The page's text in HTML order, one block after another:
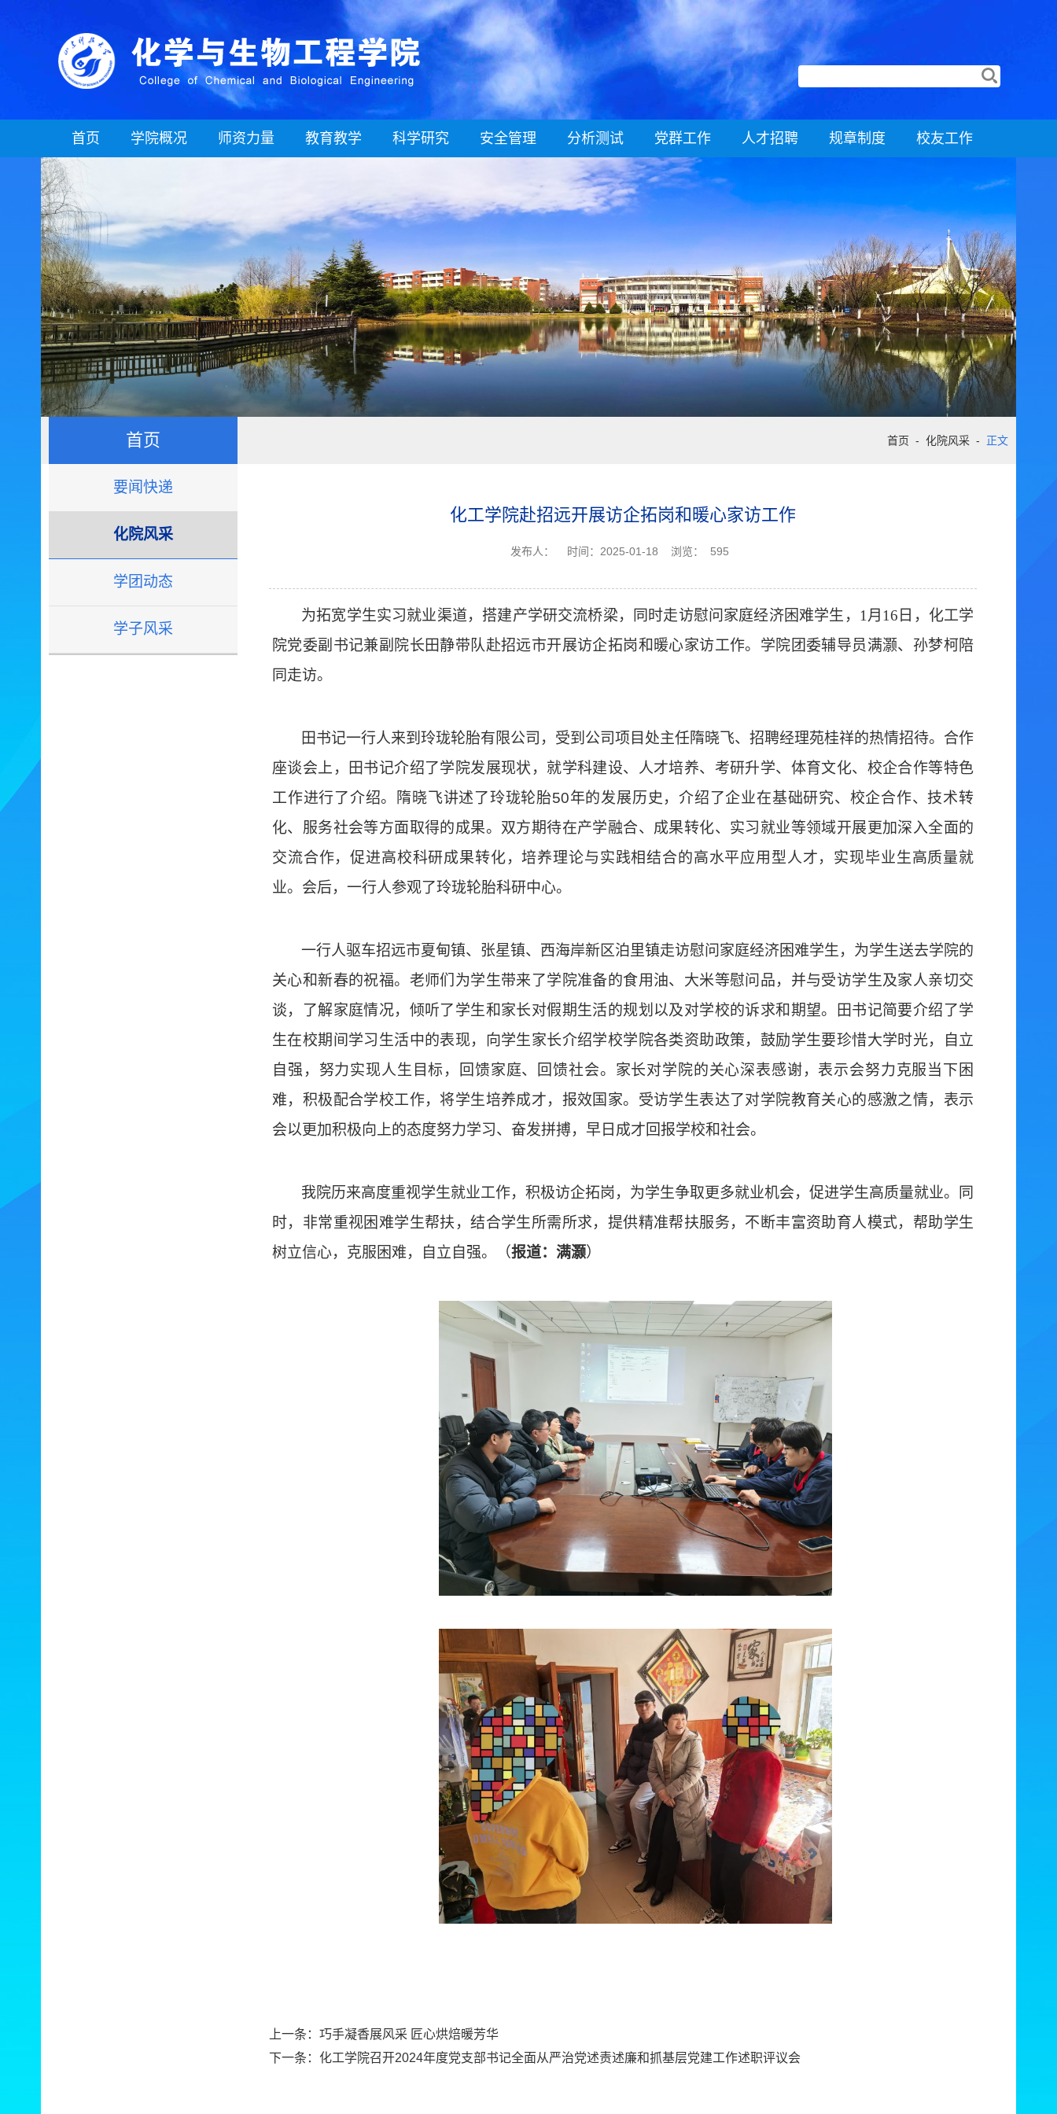
首页 学院概况 师资力量 教育教学 科学研究 安全管理 分析测试 党群工作 人才招聘 规章制度 校友工作
首页 首页 - 化院风采 - 正文
要闻快递
化院风采
学团动态
学子风采
化工学院赴招远开展访企拓岗和暖心家访工作
发布人： 时间：2025-01-18 浏览： 595
为拓宽学生实习就业渠道，搭建产学研交流桥梁，同时走访慰问家庭经济困难学生， 1月16 日 ， 化工学
院党委副书记兼副院长田静带队赴招远市开展访企拓岗和暖心家访工作。学院团委辅导员满灏、孙梦柯陪
同走访。
田书记一行人来到 玲珑轮胎有限公司 ，受到 公司项目处主任隋晓飞、招聘经理苑桂祥的热情招待。合作
座谈会上，田书记介绍了学院发展现状，就学科建设、人才培养、考研升学、体育文化、校企合作等特色
工作进行了介绍。
隋晓飞讲述了玲珑轮胎50年的发展历史 ，介绍了企业在基础研究、校企合作、技术转
化、服务社会等方面取得的成果。双方期待在产学融合、成果转化、实习就业等领域开展更加深入全面的
交流合作，促进高校科研成果转化，培养理论与实践相结合的高水平应用型人才， 实现毕业生高质量就
业。 会后，一行人参观了玲珑轮胎科研中心。
一行人驱车招远市夏甸镇、张星镇、西海岸新区泊里镇走访慰问家庭经济困难学生 ， 为学生送去学院的
关心和新春的祝福。 老师们 为学生带来了学院准备的食用油、大米等慰问品， 并与受访学生及家人亲切交
谈，了解家庭情况，倾听了学生和家长对假期生活的规划 以及对学校的诉求和期望。田书记简要介绍了学
生在校期间学习生活中的表现， 向学生家长介绍学校学院各类资助政策，鼓励学生要珍惜大学时光，自立
自强，努力实现人生目标，回馈家庭、回馈社会。家长对学院的关心深表感谢，表示会努力克服当下困
难，积极配合学校工作，将学生培养成才，报效国家。受访学生表达了对学院教育关心的感激之情， 表示
会以更加积极向上的态度努力学习、奋发拼搏，早日成才回报学校和社会。
我院历来高度重视学生就业工作，积极访企拓岗，为学生争取更多就业机会，促进学生高质量就业。同
时，非常重视困难学生帮扶，结合学生所需所求，提供精准帮扶服务，不断丰富资助育人模式，帮助学生
树立信心，克服困难，自立自强。（报道：满灏）
上一条： 巧手凝香展风采 匠心烘焙暖芳华‌
下一条： 化工学院召开2024年度党支部书记全面从严治党述责述廉和抓基层党建工作述职评议会